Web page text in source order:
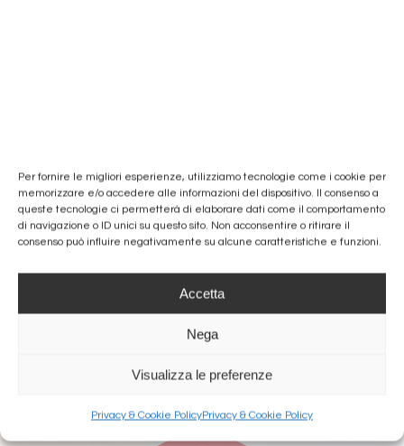
Per fornire le migliori esperienze, utilizziamo tecnologie come i cookie per
memorizzare e/o accedere alle informazioni del dispositivo. Il consenso a
queste tecnologie ci permetterà di elaborare dati come il comportamento
di navigazione o ID unici su questo sito. Non acconsentire o ritirare il
consenso può influire negativamente su alcune caratteristiche e funzioni.
Accetta
Nega
Visualizza le preferenze
Privacy & Cookie PolicyPrivacy & Cookie Policy
ALLESTIMENTO